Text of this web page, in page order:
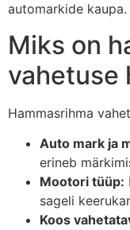
automarkide kaupa.
Miks on
vahetuse
Hammasrihma
Auto mark ja
erineb
Mootori tüüp:
sageli
Koos